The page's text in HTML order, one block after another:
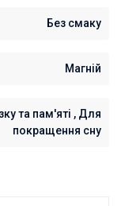
Без смаку
Магній
та пам'яті , Для
покращення сну